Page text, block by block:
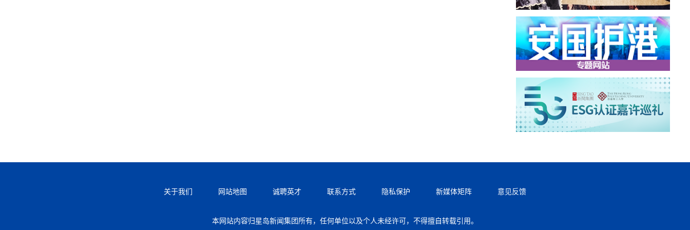
关于我们 网站地图 诚聘英才 联系方式 隐私保护 新媒体矩阵 意见反馈
本网站内容归星岛新闻集团所有，任何单位以及个人未经许可，不得擅自转载引用。